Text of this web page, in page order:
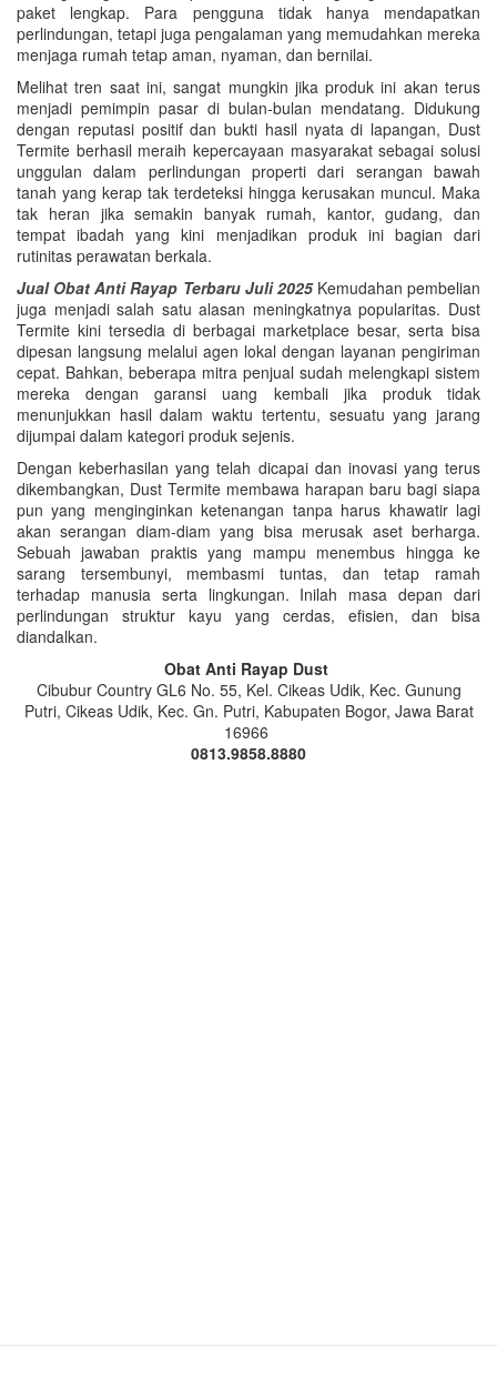
paket lengkap. Para pengguna tidak hanya mendapatkan
perlindungan, tetapi juga pengalaman yang memudahkan mereka
menjaga rumah tetap aman, nyaman, dan bernilai.
Melihat tren saat ini, sangat mungkin jika produk ini akan terus
menjadi pemimpin pasar di bulan-bulan mendatang. Didukung
dengan reputasi positif dan bukti hasil nyata di lapangan, Dust
Termite berhasil meraih kepercayaan masyarakat sebagai solusi
unggulan dalam perlindungan properti dari serangan bawah
tanah yang kerap tak terdeteksi hingga kerusakan muncul. Maka
tak heran jika semakin banyak rumah, kantor, gudang, dan
tempat ibadah yang kini menjadikan produk ini bagian dari
rutinitas perawatan berkala.
Jual Obat Anti Rayap Terbaru Juli 2025Kemudahan pembelian
juga menjadi salah satu alasan meningkatnya popularitas. Dust
Termite kini tersedia di berbagai marketplace besar, serta bisa
dipesan langsung melalui agen lokal dengan layanan pengiriman
cepat. Bahkan, beberapa mitra penjual sudah melengkapi sistem
mereka dengan garansi uang kembali jika produk tidak
menunjukkan hasil dalam waktu tertentu, sesuatu yang jarang
dijumpai dalam kategori produk sejenis.
Dengan keberhasilan yang telah dicapai dan inovasi yang terus
dikembangkan, Dust Termite membawa harapan baru bagi siapa
pun yang menginginkan ketenangan tanpa harus khawatir lagi
akan serangan diam-diam yang bisa merusak aset berharga.
Sebuah jawaban praktis yang mampu menembus hingga ke
sarang tersembunyi, membasmi tuntas, dan tetap ramah
terhadap manusia serta lingkungan. Inilah masa depan dari
perlindungan struktur kayu yang cerdas, efisien, dan bisa
diandalkan.
Obat Anti Rayap Dust
Cibubur Country GL6 No. 55, Kel. Cikeas Udik, Kec. Gunung
Putri, Cikeas Udik, Kec. Gn. Putri, Kabupaten Bogor, Jawa Barat
16966
0813.9858.8880